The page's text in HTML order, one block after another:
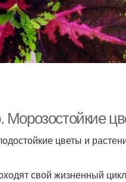
Морозостойкие
цветы и
свой жизненный